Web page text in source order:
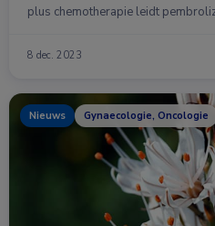
plus chemotherapie leidt
8 dec. 2023
Nieuws Gynaecologie, Oncologie